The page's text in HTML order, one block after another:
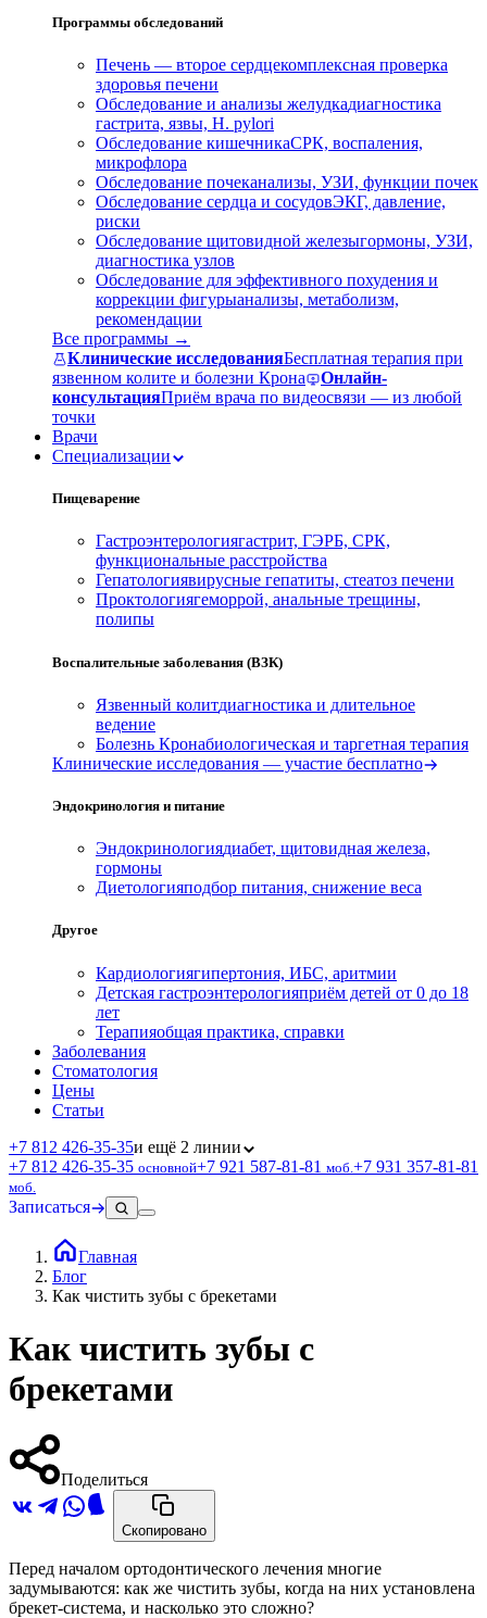
Программы обследований
Печень — второе сердцекомплексная проверка
здоровья печени
Обследование и анализы желудкадиагностика
гастрита, язвы, H. pylori
Обследование кишечникаСРК, воспаления,
микрофлора
Обследование почеканализы, УЗИ, функции почек
Обследование сердца и сосудовЭКГ, давление,
риски
Обследование щитовидной железыгормоны, УЗИ,
диагностика узлов
Обследование для эффективного похудения и
коррекции фигурыанализы, метаболизм,
рекомендации
Все программы →
Клинические исследованияБесплатная терапия при
язвенном колите и болезни Крона
Онлайн-
консультацияПриём врача по видеосвязи — из любой
точки
Врачи
Специализации
Пищеварение
Гастроэнтерологиягастрит, ГЭРБ, СРК,
функциональные расстройства
Гепатологиявирусные гепатиты, стеатоз печени
Проктологиягеморрой, анальные трещины,
полипы
Воспалительные заболевания (ВЗК)
Язвенный колитдиагностика и длительное
ведение
Болезнь Кронабиологическая и таргетная терапия
Клинические исследования — участие бесплатно
Эндокринология и питание
Эндокринологиядиабет, щитовидная железа,
гормоны
Диетологияподбор питания, снижение веса
Другое
Кардиологиягипертония, ИБС, аритмии
Детская гастроэнтерологияприём детей от 0 до 18
лет
Терапияобщая практика, справки
Заболевания
Стоматология
Цены
Статьи
+7 812 426‑35‑35и ещё 2 линии
+7 812 426‑35‑35 основной+7 921 587‑81‑81 моб. +7 931 357‑81‑81
моб.
Записаться
Главная
Блог
Как чистить зубы с брекетами
Как чистить зубы с
брекетами
Поделиться
Скопировано
Перед началом ортодонтического лечения многие
задумываются: как же чистить зубы, когда на них установлена
брекет-система, и насколько это сложно?